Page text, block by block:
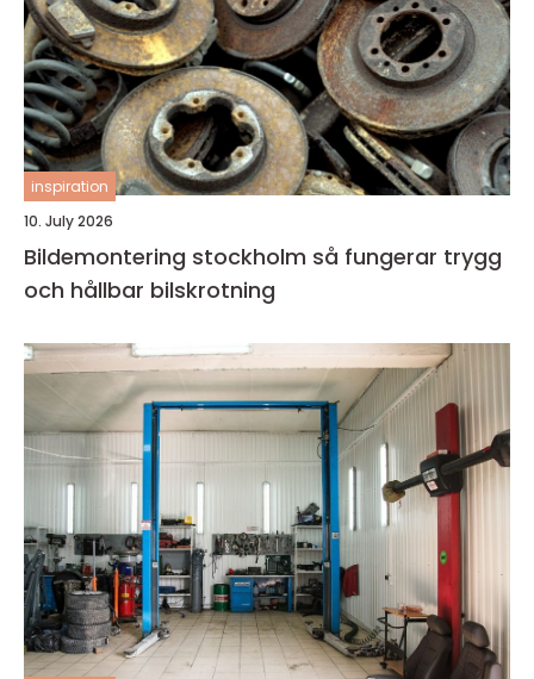
inspiration
10. July 2026
Bildemontering stockholm så fungerar trygg
och hållbar bilskrotning